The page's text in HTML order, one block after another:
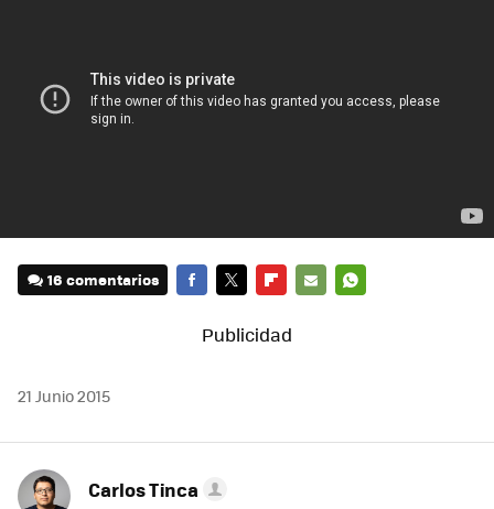
16 comentarios
21 Junio 2015
Carlos Tinca